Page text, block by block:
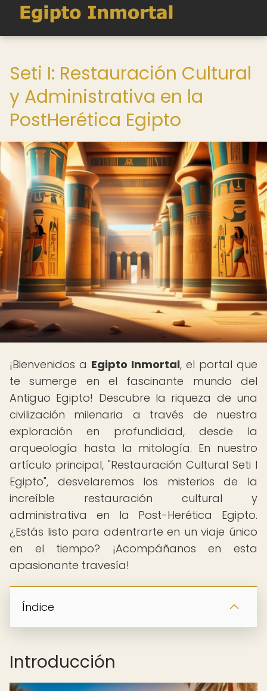
Seti I: Restauración Cultural
y Administrativa en la
PostHerética Egipto
¡Bienvenidos a Egipto Inmortal, el portal que
te sumerge en el fascinante mundo del
Antiguo Egipto! Descubre la riqueza de una
civilización milenaria a través de nuestra
exploración en profundidad, desde la
arqueología hasta la mitología. En nuestro
artículo principal, "Restauración Cultural Seti I
Egipto", desvelaremos los misterios de la
increíble restauración cultural y
administrativa en la Post-Herética Egipto.
¿Estás listo para adentrarte en un viaje único
en el tiempo? ¡Acompáñanos en esta
apasionante travesía!
Índice
Introducción